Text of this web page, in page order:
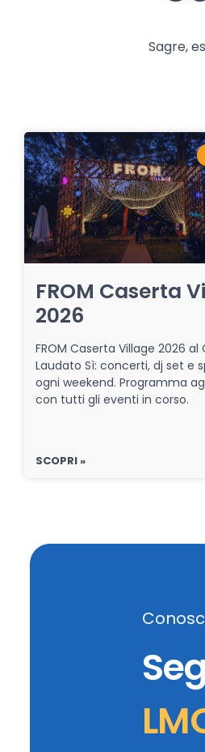
Sagre,
FROM Caserta
2026
FROM Caserta Village 2026 al
Laudato Sì: concerti, dj set e
ogni weekend. Programma
con tutti gli eventi in corso.
SCOPRI »